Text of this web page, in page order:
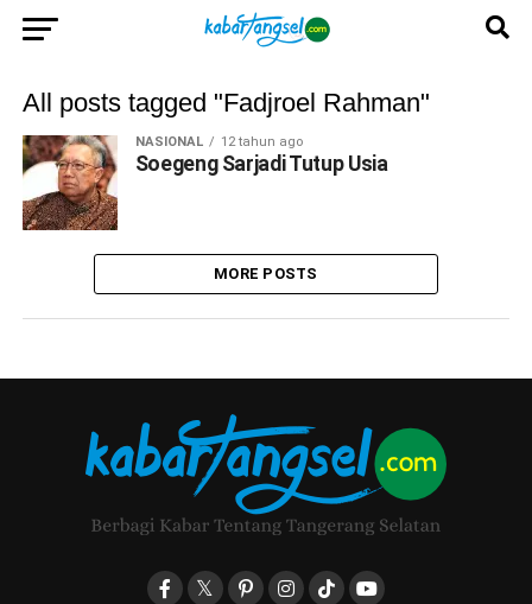
All posts tagged "Fadjroel Rahman"
NASIONAL 12 tahun ago
Soegeng Sarjadi Tutup Usia
MORE POSTS